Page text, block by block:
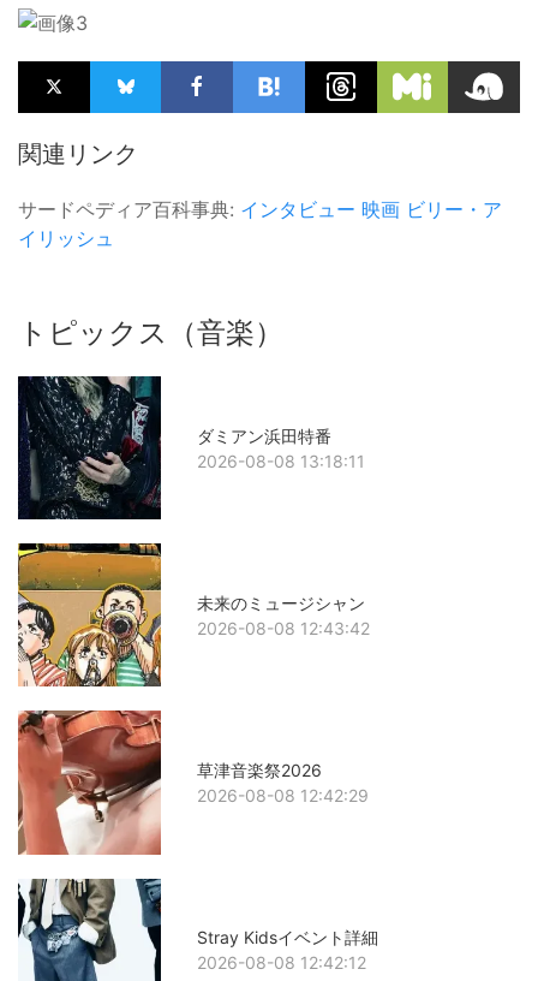
関連リンク
サードペディア百科事典: インタビュー 映画 ビリー・ア
イリッシュ
トピックス（音楽）
ダミアン浜田特番
2026-08-08 13:18:11
未来のミュージシャン
2026-08-08 12:43:42
草津音楽祭2026
2026-08-08 12:42:29
Stray Kidsイベント詳細
2026-08-08 12:42:12